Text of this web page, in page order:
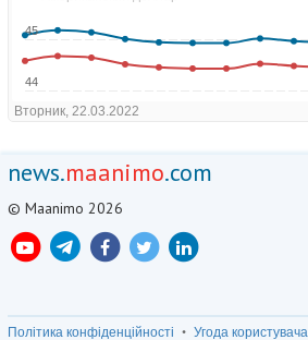
news.maanimo.com
© Maanimo 2026
Політика конфіденційності Угода користувача